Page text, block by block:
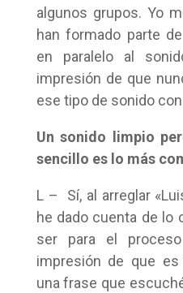
algunos grupos. Yo
han formado parte
en paralelo al
impresión de que
ese tipo de sonido
Un sonido limpio
sencillo es lo más
L – Sí, al arreglar
he dado cuenta de lo
ser para el
impresión de que
una frase que